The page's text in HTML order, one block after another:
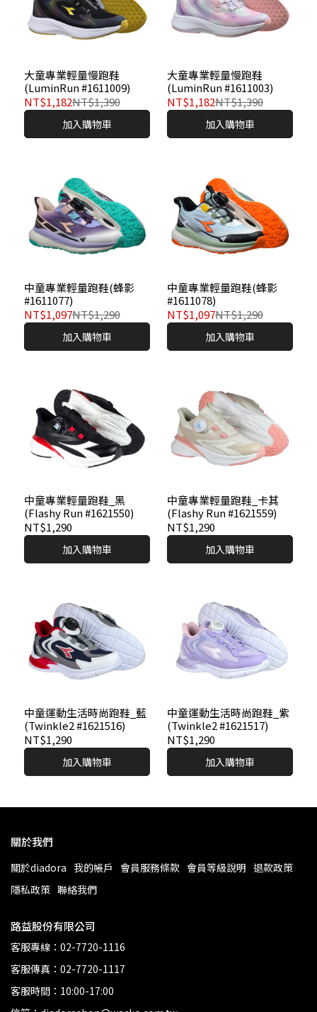
大童專業輕量慢跑鞋
(LuminRun #1611009)
NT$1,182NT$1,390
加入購物車
大童專業輕量慢跑鞋
(LuminRun #1611003)
NT$1,182NT$1,390
加入購物車
中童專業輕量跑鞋(蜂影
#1611077)
NT$1,097NT$1,290
加入購物車
中童專業輕量跑鞋(蜂影
#1611078)
NT$1,097NT$1,290
加入購物車
中童專業輕量跑鞋_黑
(Flashy Run #1621550)
NT$1,290
加入購物車
中童專業輕量跑鞋_卡其
(Flashy Run #1621559)
NT$1,290
加入購物車
中童運動生活時尚跑鞋_藍
(Twinkle2 #1621516)
NT$1,290
加入購物車
中童運動生活時尚跑鞋_紫
(Twinkle2 #1621517)
NT$1,290
加入購物車
關於我們
關於diadora 我的帳戶 會員服務條款 會員等級說明 退款政策
隱私政策 聯絡我們
路益股份有限公司
客服專線：02-7720-1116
客服傳真：02-7720-1117
客服時間：10:00-17:00